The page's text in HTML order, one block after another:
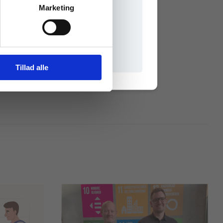
Marketing
Tillad alle